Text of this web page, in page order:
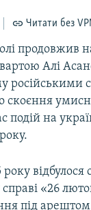
КРИМУ
Читати без
продовжив
Алі
російськими
скоєння
подій на
відбулося
«26
під